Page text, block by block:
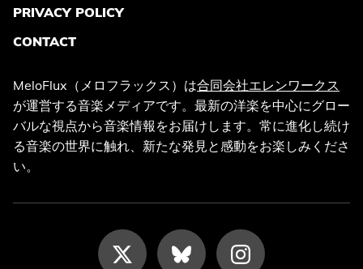
PRIVACY POLICY
CONTACT
MeloFlux（メロフラックス）は合同会社エレンワークス
が運営する音楽メディアです。最新の洋楽を中心にグロー
バルな視点から音楽情報をお届けします。常に進化し続け
る音楽の世界に触れ、新たな発見と感動をお楽しみくださ
い。